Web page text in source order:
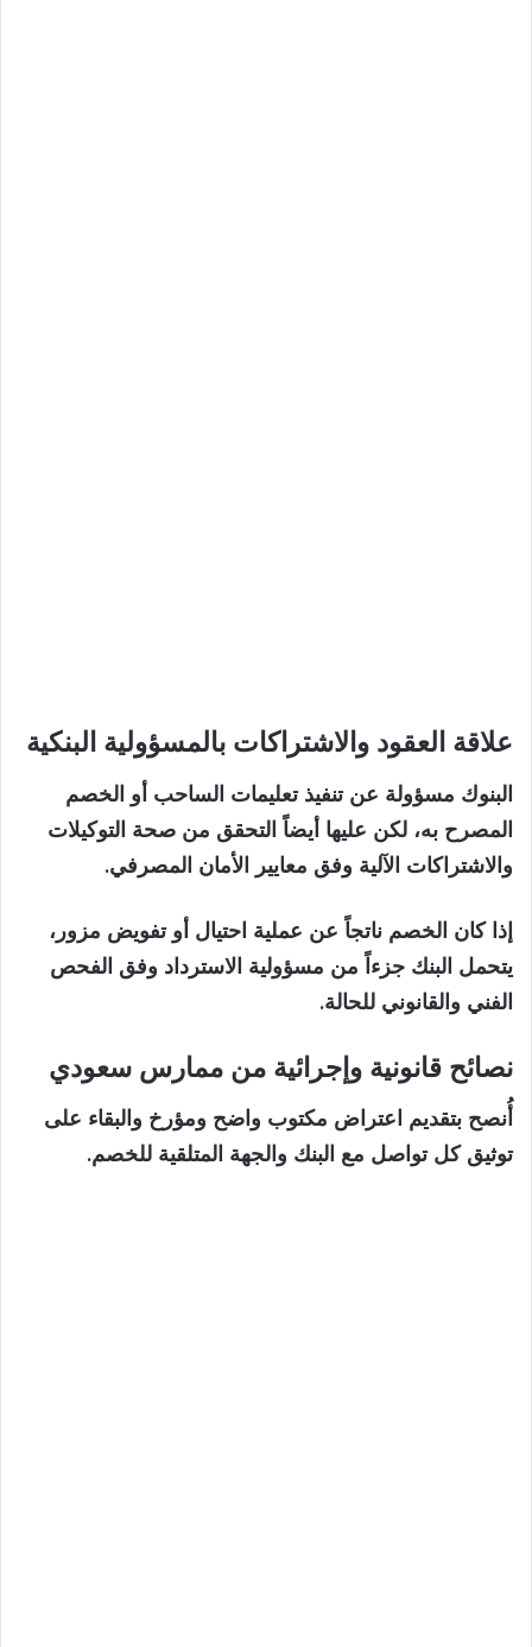
علاقة العقود والاشتراكات بالمسؤولية البنكية
البنوك مسؤولة عن تنفيذ تعليمات الساحب أو الخصم
المصرح به، لكن عليها أيضاً التحقق من صحة التوكيلات
والاشتراكات الآلية وفق معايير الأمان المصرفي.
إذا كان الخصم ناتجاً عن عملية احتيال أو تفويض مزور،
يتحمل البنك جزءاً من مسؤولية الاسترداد وفق الفحص
الفني والقانوني للحالة.
نصائح قانونية وإجرائية من ممارس سعودي
أُنصح بتقديم اعتراض مكتوب واضح ومؤرخ والبقاء على
توثيق كل تواصل مع البنك والجهة المتلقية للخصم.